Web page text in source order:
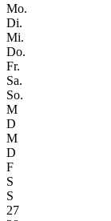
Mo.
Di.
Mi.
Do.
Fr.
Sa.
So.
M
D
M
D
F
S
S
27